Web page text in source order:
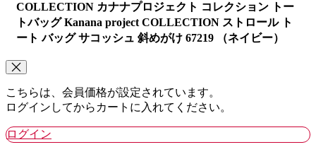
COLLECTION カナナプロジェクト コレクション トー
トバッグ Kanana project COLLECTION ストロール ト
ート バッグ サコッシュ 斜めがけ 67219 （ネイビー）
こちらは、会員価格が設定されています。
ログインしてからカートに入れてください。
ログイン